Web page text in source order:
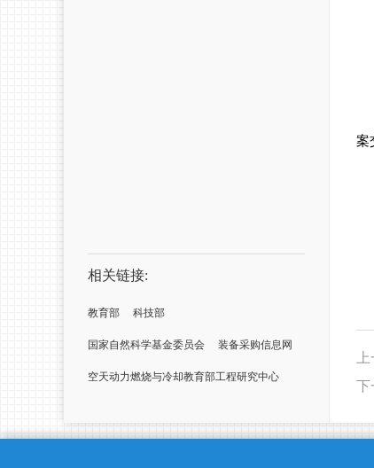
相关链接:
教育部 科技部
国家自然科学基金委员会 装备采购信息网
空天动力燃烧与冷却教育部工程研究中心
案
下